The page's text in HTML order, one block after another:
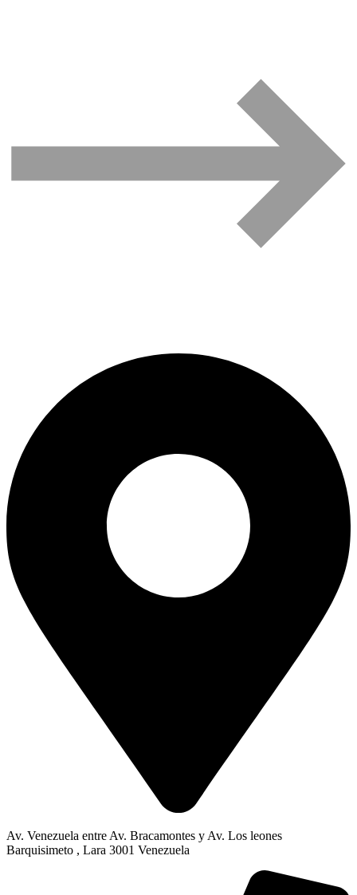
Av. Venezuela entre Av. Bracamontes y Av. Los leones
Barquisimeto , Lara 3001 Venezuela